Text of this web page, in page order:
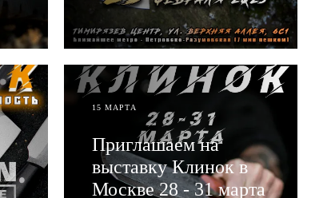
15 МАРТА
Приглашаем на
выставку Клинок в
Москве 28 - 31 марта